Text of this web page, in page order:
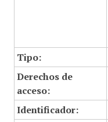
Tipo:
Derechos de
acceso:
Identificador: